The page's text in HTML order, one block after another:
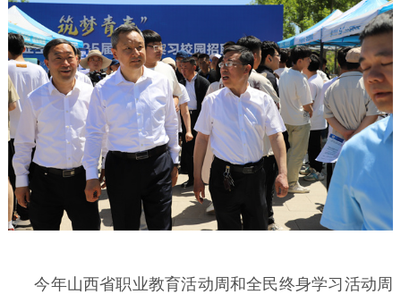
今年山西省职业教育活动周和全民终身学习活动周